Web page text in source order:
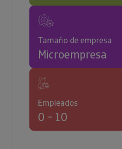
Tamaño de empresa
Microempresa
Empleados
0 – 10